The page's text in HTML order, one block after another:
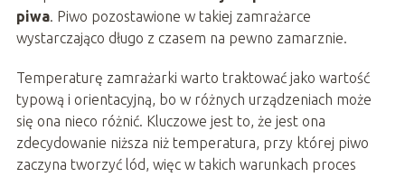
piwa. Piwo pozostawione w takiej zamrażarce
wystarczająco długo z czasem na pewno zamarznie.
Temperaturę zamrażarki warto traktować jako wartość
typową i orientacyjną, bo w różnych urządzeniach może
się ona nieco różnić. Kluczowe jest to, że jest ona
zdecydowanie niższa niż temperatura, przy której piwo
zaczyna tworzyć lód, więc w takich warunkach proces